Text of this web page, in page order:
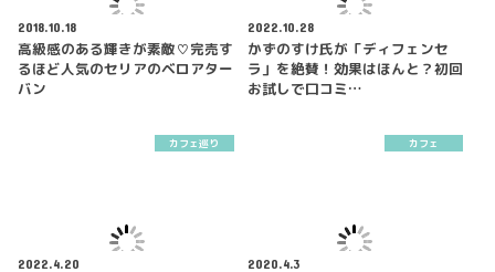
2018.10.18
高級感のある輝きが素敵♡完売す
るほど人気のセリアのベロアター
バン
2022.10.28
かずのすけ氏が「ディフェンセ
ラ」を絶賛！効果はほんと？初回
お試しで口コミ…
カフェ巡り
2022.4.20
カフェ
2020.4.3